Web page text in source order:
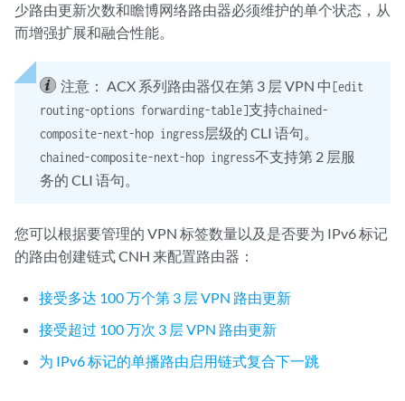
少路由更新次数和瞻博网络路由器必须维护的单个状态，从
而增强扩展和融合性能。
注意： ACX 系列路由器仅在第 3 层 VPN 中[edit
routing-options forwarding-table]支持chained-
composite-next-hop ingress层级的 CLI 语句。
chained-composite-next-hop ingress不支持第 2 层服
务的 CLI 语句。
您可以根据要管理的 VPN 标签数量以及是否要为 IPv6 标记
的路由创建链式 CNH 来配置路由器：
接受多达 100 万个第 3 层 VPN 路由更新
接受超过 100 万次 3 层 VPN 路由更新
为 IPv6 标记的单播路由启用链式复合下一跳